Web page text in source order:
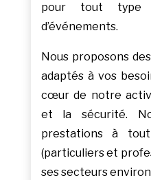
pour tout type
d’événements.
Nous proposons
adaptés à vos
cœur de notre
et la sécurité.
prestations à
(particuliers et
ses secteurs